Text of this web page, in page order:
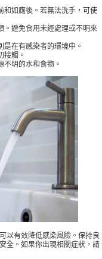
和如廁後。若無法洗手，可使
。避免食用未經處理或不明來
是在有感染者的環境中。
接觸。
不明的水和食物。
以有效降低感染風險。保持良
全。如果你出現相關症狀，請